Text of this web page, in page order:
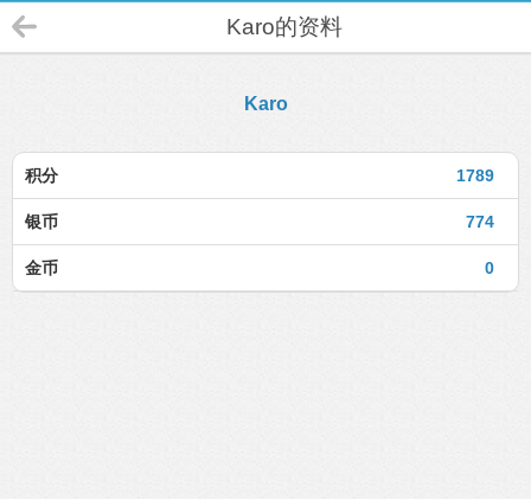
Karo的资料
Karo
1789
积分
774
银币
0
金币